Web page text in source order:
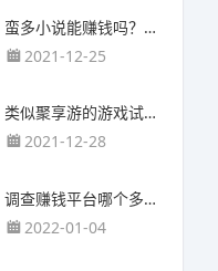
蛮多小说能赚钱吗？送的100元能提现靠谱吗？
2021-12-25
类似聚享游的游戏试玩app（平台）推荐
2021-12-28
调查赚钱平台哪个多？哪个调查网站正规靠谱？
2022-01-04